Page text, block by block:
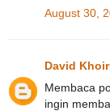
August 30,
David
Membaca
ingin